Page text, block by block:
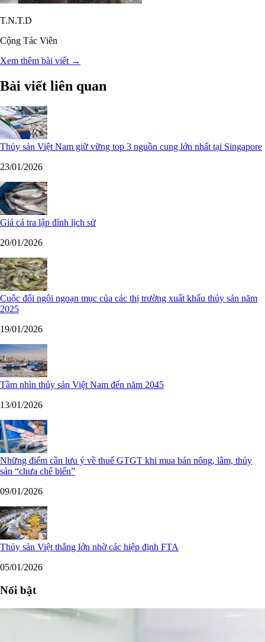
T.N.T.D
Cộng Tác Viên
Xem thêm bài viết →
Bài viết liên quan
Thủy sản Việt Nam giữ vững top 3 nguồn cung lớn nhất tại Singapore
23/01/2026
Giá cá tra lập đỉnh lịch sử
20/01/2026
Cuộc đổi ngôi ngoạn mục của các thị trường xuất khẩu thủy sản năm
2025
19/01/2026
Tầm nhìn thủy sản Việt Nam đến năm 2045
13/01/2026
Những điểm cần lưu ý về thuế GTGT khi mua bán nông, lâm, thủy
sản “chưa chế biến”
09/01/2026
Thủy sản Việt thắng lớn nhờ các hiệp định FTA
05/01/2026
Nổi bật